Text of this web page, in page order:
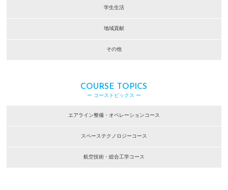
学生生活
地域貢献
その他
COURSE TOPICS
ー コーストピックス ー
エアライン整備・オペレーションコース
スペーステクノロジーコース
航空技術・総合工学コース